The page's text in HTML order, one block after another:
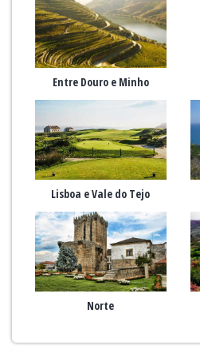
Entre Douro e Minho
Lisboa e Vale do Tejo
Norte